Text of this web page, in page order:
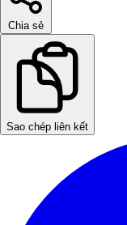
Chia sẻ
Sao chép liên kết